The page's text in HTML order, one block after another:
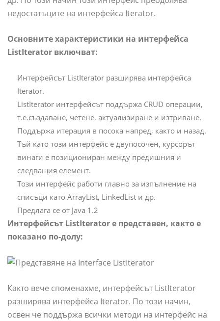
недостатъците на интерфейса Iterator.
Основните характеристики на интерфейса
ListIterator включват:
Интерфейсът ListIterator разширява интерфейса
Iterator.
ListIterator интерфейсът поддържа CRUD операции,
т.е.създаване, четене, актуализиране и изтриване.
Поддържа итерация в посока напред, както и назад.
Тъй като този интерфейс е двупосочен, курсорът
винаги е позициониран между предишния и
следващия елемент.
Този интерфейс работи главно за изпълнение на
списъци като ArrayList, LinkedList и др.
Предлага се от Java 1.2
Интерфейсът ListIterator е представен, както е
показано по-долу:
Както вече споменахме, интерфейсът ListIterator
разширява интерфейса Iterator. По този начин,
освен че поддържа всички методи на интерфейс на